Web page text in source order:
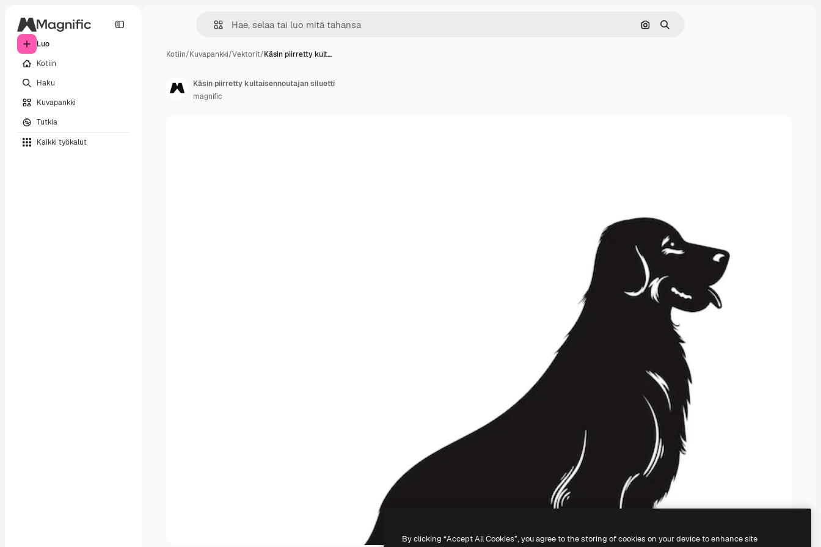
Luo
Kotiin
Haku
Kuvapankki
Tutkia
Kaikki työkalut
Hae kuvan perusteella
Haku
Kotiin/Kuvapankki/Vektorit/Käsin piirretty kult…
Käsin piirretty kultaisennoutajan siluetti
magnific
By clicking “Accept All Cookies”, you agree to the storing of cookies on your device to enhance site